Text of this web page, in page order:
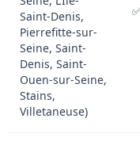
Saint-Denis,
Pierrefitte-sur-
Seine, Saint-
Denis, Saint-
Ouen-sur-Seine,
Stains,
Villetaneuse)